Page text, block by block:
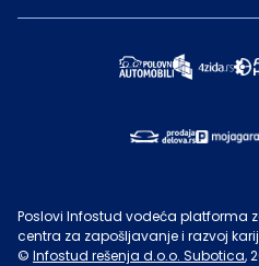
Poslovi Infostud vodeća platforma
centra za zapošljavanje i razvoj
© Infostud rešenja d.o.o. Subotica,